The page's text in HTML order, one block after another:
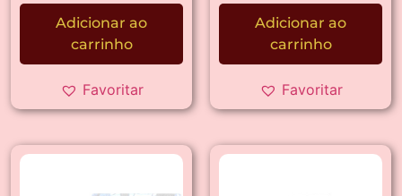
Adicionar ao
carrinho
Favoritar
Adicionar ao
carrinho
Favoritar